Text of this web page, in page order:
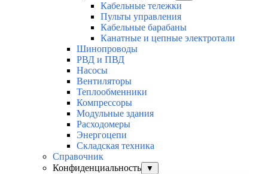
Кабельные тележки
Пульты управления
Кабельные барабаны
Канатные и цепные электротали
Шинопроводы
РВД и ПВД
Насосы
Вентиляторы
Теплообменники
Компрессоры
Модульные здания
Расходомеры
Энергоцепи
Складская техника
Справочник
Конфиденциальность
▼